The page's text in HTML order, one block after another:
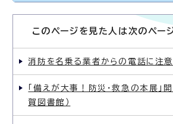
このページを見た人は次のペー
消防を名乗る業者からの電話に注意
「備えが大事！防災・救急の本展」
賀図書館）